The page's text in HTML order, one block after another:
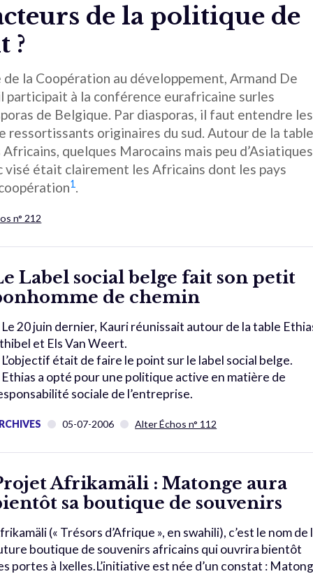
de la politique de
?
la Coopération au développement, Armand De
participait à la conférence eurafricaine surles
de Belgique. Par diasporas, il faut entendre les
ressortissants originaires du sud. Autour de la
quelques Marocains mais peu d’Asiatiques
visé était clairement les Africains dont les pays
1.
n° 212
Label social belge fait son petit
de chemin
Le 20 juin dernier, Kauri réunissait autour de la table
et Els Van Weert.
L’objectif était de faire le point sur le label social belge.
Ethias a opté pour une politique active en matière de
sociale de l’entreprise.
05-07-2006 Alter Échos n° 112
Afrikamäli : Matonge aura
sa boutique de souvenirs
(« Trésors d’Afrique », en swahili), c’est le nom de
boutique de souvenirs africains qui ouvrira bientôt
portes à Ixelles.L’initiative est née d’un constat :